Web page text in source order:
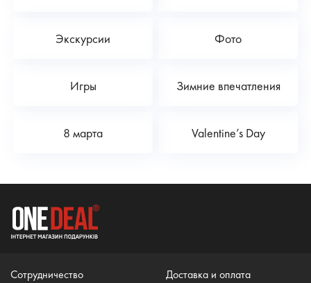
Экскурсии Фото
Игры Зимние впечатления
8 марта Valentine’s Day
Сотрудничество
Доставка и оплата